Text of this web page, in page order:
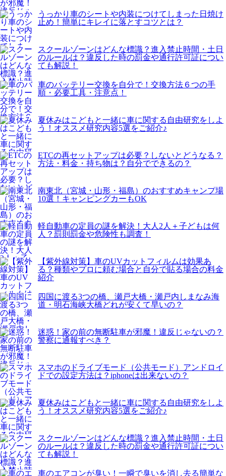
うっかり車のシートや内装につけてしまった日焼け
止め！簡単にキレイに落とすコツとは？
スクールゾーンはどんな標識？進入禁止時間・土日
のルールは？違反した時の罰金や通行許可証につい
ても解説！
車のバッテリー交換を自分で！交換方法６つの手
順・必要工具・注意点！
夏休みはこどもと一緒に車に関する自由研究をしよ
う！オススメ研究内容5選をご紹介♪
ETCの再セットアップは必要？しないとどうなる？
方法・料金・持ち物は？自分でできるの？
南東北（宮城・山形・福島）のおすすめキャンプ場
10選！キャンピングカーもOK
軽自動車の定員の謎を解決！大人2人＋子どもは何
人？罰則罰金や危険性も調査！
【紫外線対策】車のUVカットフィルムは効果あ
る？種類やプロに頼む場合と自分で貼る場合の料金
紹介
四国に渡る3つの橋、瀬戸大橋・瀬戸内しまなみ海
道・明石海峡大橋どれが安くて早いの？
迷惑！家の前の無断駐車が邪魔！違反じゃないの？
警察に通報すべき？
スマホのドライブモード（公共モード）アンドロイ
ドでの設定方法は？iphoneは出来ないの？
夏休みはこどもと一緒に車に関する自由研究をしよ
う！オススメ研究内容5選をご紹介♪
スクールゾーンはどんな標識？進入禁止時間・土日
のルールは？違反した時の罰金や通行許可証につい
ても解説！
車のエアコンが臭い！一瞬で臭いを消し去る簡単な